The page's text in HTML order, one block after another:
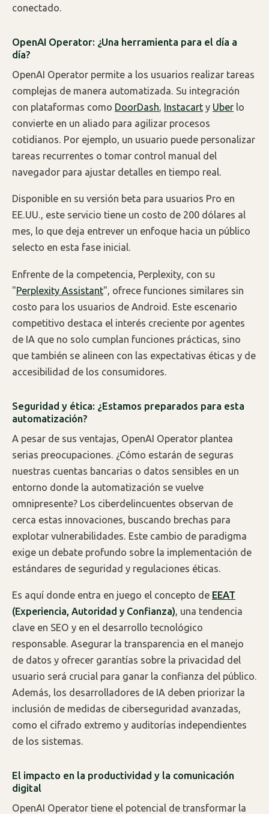
conectado.
OpenAI Operator: ¿Una herramienta para el día a
día?
OpenAI Operator permite a los usuarios realizar tareas
complejas de manera automatizada. Su integración
con plataformas como DoorDash, Instacart y Uber lo
convierte en un aliado para agilizar procesos
cotidianos. Por ejemplo, un usuario puede personalizar
tareas recurrentes o tomar control manual del
navegador para ajustar detalles en tiempo real.
Disponible en su versión beta para usuarios Pro en
EE.UU., este servicio tiene un costo de 200 dólares al
mes, lo que deja entrever un enfoque hacia un público
selecto en esta fase inicial.
Enfrente de la competencia, Perplexity, con su
"Perplexity Assistant", ofrece funciones similares sin
costo para los usuarios de Android. Este escenario
competitivo destaca el interés creciente por agentes
de IA que no solo cumplan funciones prácticas, sino
que también se alineen con las expectativas éticas y de
accesibilidad de los consumidores.
Seguridad y ética: ¿Estamos preparados para esta
automatización?
A pesar de sus ventajas, OpenAI Operator plantea
serias preocupaciones. ¿Cómo estarán de seguras
nuestras cuentas bancarias o datos sensibles en un
entorno donde la automatización se vuelve
omnipresente? Los ciberdelincuentes observan de
cerca estas innovaciones, buscando brechas para
explotar vulnerabilidades. Este cambio de paradigma
exige un debate profundo sobre la implementación de
estándares de seguridad y regulaciones éticas.
Es aquí donde entra en juego el concepto de EEAT
(Experiencia, Autoridad y Confianza), una tendencia
clave en SEO y en el desarrollo tecnológico
responsable. Asegurar la transparencia en el manejo
de datos y ofrecer garantías sobre la privacidad del
usuario será crucial para ganar la confianza del público.
Además, los desarrolladores de IA deben priorizar la
inclusión de medidas de ciberseguridad avanzadas,
como el cifrado extremo y auditorías independientes
de los sistemas.
El impacto en la productividad y la comunicación
digital
OpenAI Operator tiene el potencial de transformar la